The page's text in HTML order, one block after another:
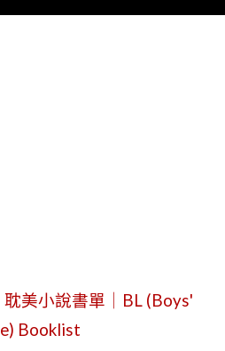
美小說書單｜BL (Boys'
Booklist